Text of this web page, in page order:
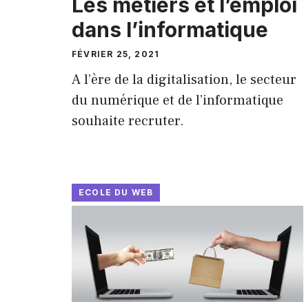
dans l’informatique
FÉVRIER 25, 2021
A l’ère de la digitalisation, le secteur
du numérique et de l’informatique
souhaite recruter.
ECOLE DU WEB